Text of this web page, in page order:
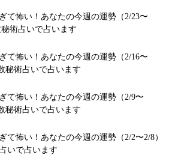
て怖い！あなたの今週の運勢（2/23〜
術占いで占います
て怖い！あなたの今週の運勢（2/16〜
秘術占いで占います
て怖い！あなたの今週の運勢（2/9〜
秘術占いで占います
て怖い！あなたの今週の運勢（2/2〜2/8）
いで占います